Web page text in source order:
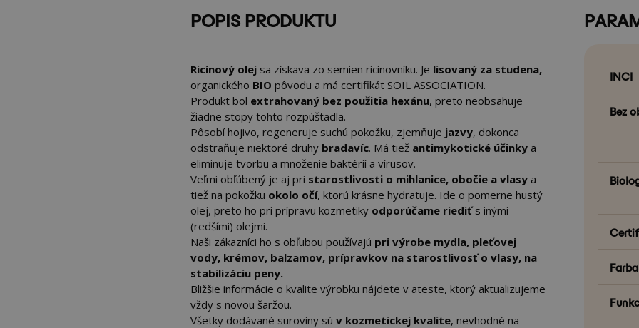
POPIS PRODUKTU
Ricínový olej sa získava zo semien ricinovníku. Je lisovaný za studena,
organického BIO pôvodu a má certifikát SOIL ASSOCIATION.
Produkt bol extrahovaný bez použitia hexánu, preto neobsahuje
žiadne stopy tohto rozpúštadla.
Pôsobí hojivo, regeneruje suchú pokožku, zjemňuje jazvy, dokonca
odstraňuje niektoré druhy bradavíc. Má tiež antimykotické účinky a
eliminuje tvorbu a množenie baktérií a vírusov.
Veľmi obľúbený je aj pri starostlivosti o mihlanice, obočie a vlasy a
tiež na pokožku okolo očí, ktorú krásne hydratuje. Ide o pomerne hustý
olej, preto ho pri prípravu kozmetiky odporúčame riediťs inými
(redšími) olejmi.
Naši zákazníci ho s obľubou používajú pri výrobe mydla, pleťovej
vody, krémov, balzamov, prípravkov na starostlivosť o vlasy, na
stabilizáciu peny.
Bližšie informácie o kvalite výrobku nájdete v ateste, ktorý aktualizujeme
vždy s novou šaržou.
Všetky dodávané suroviny sú v kozmetickej kvalite, nevhodné na
INCI
Bez